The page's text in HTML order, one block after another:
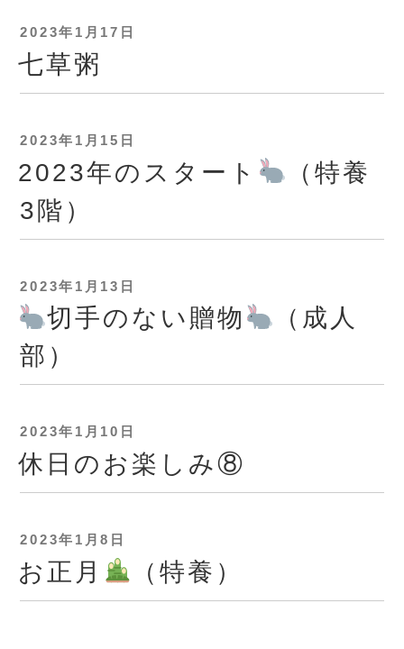
投
稿
日:
2023年1月17日
七草粥
投
日:
2023年1月15日
2023年のスタート
（特養
3階）
投
稿
日:
2023年1月13日
切手のない贈物
（成人
部）
投
稿
日:
2023年1月10日
休日のお楽しみ⑧
投
稿
日:
2023年1月8日
お正月 （特養）